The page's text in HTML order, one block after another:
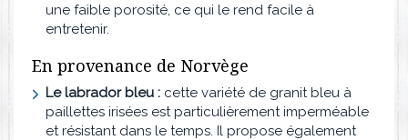
une faible porosité, ce qui le rend facile à
entretenir.
En provenance de Norvège
Le labrador bleu : cette variété de granit bleu à
paillettes irisées est particulièrement imperméable
et résistant dans le temps. Il propose également